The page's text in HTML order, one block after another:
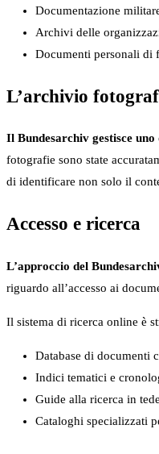
Documentazione
Archivi delle
Documenti personali di
L’archivio
Il Bundesarchiv gestisce
fotografie sono state
di identificare non solo il
Accesso e ricerca
L’approccio del
riguardo all’accesso ai
Il sistema di ricerca online è
Database di documenti
Indici tematici e
Guide alla ricerca in
Cataloghi specializzati